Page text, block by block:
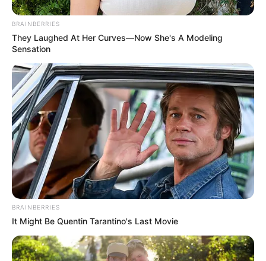
Presos conchudos: se
emparrandaron y hasta
grabaron la fiesta en el
CARGAR MÁS
TEMAS DESTACADOS
EMERGENCIAS POR LLUVIAS
FUERTES LLUVIAS
LIGA BETPLAY
METRO DE MEDELLÍN
CORTES DE LUZ
CORTES DE AGUA
FENÓMENO DEL NIÑO
BRAINBERRIES
They Laughed At Her Curves—Now She's A Modeling
Sensation
BRAINBERRIES
It Might Be Quentin Tarantino's Last Movie